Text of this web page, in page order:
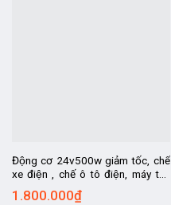
Động cơ 24v500w giảm tốc, chế
xe điện , chế ô tô điện, máy tời,
động cơ DC, kiêm máy phát điện
1.800.000₫